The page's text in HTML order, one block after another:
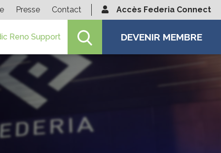
Presse Contact Accès Federia Connect
Reno Support DEVENIR MEMBRE